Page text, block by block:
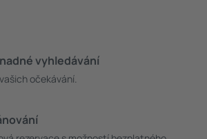
vyhledávání
očekávání.